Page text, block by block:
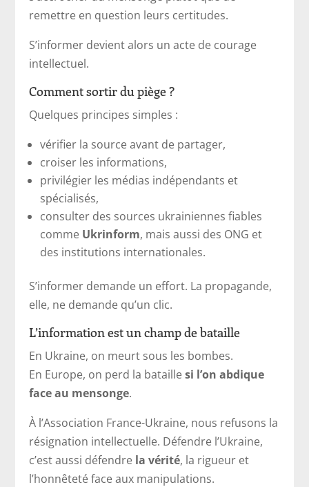
remettre en question leurs certitudes.
S’informer devient alors un acte de courage
intellectuel.
Comment sortir du piège ?
Quelques principes simples :
vérifier la source avant de partager,
croiser les informations,
privilégier les médias indépendants et
spécialisés,
consulter des sources ukrainiennes fiables
comme Ukrinform, mais aussi des ONG et
des institutions internationales.
S’informer demande un effort. La propagande,
elle, ne demande qu’un clic.
L’information est un champ de bataille
En Ukraine, on meurt sous les bombes.
En Europe, on perd la bataillesi l’on abdique
face au mensonge.
À l’Association France-Ukraine, nous refusons la
résignation intellectuelle. Défendre l’Ukraine,
c’est aussi défendre la vérité, la rigueur et
l’honnêteté face aux manipulations.